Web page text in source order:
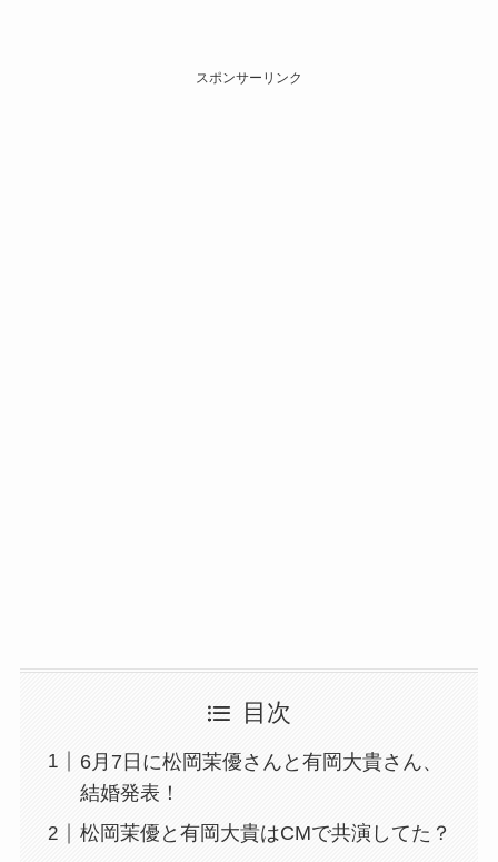
スポンサーリンク
目次
6月7日に松岡茉優さんと有岡大貴さん、
結婚発表！
松岡茉優と有岡大貴はCMで共演してた？